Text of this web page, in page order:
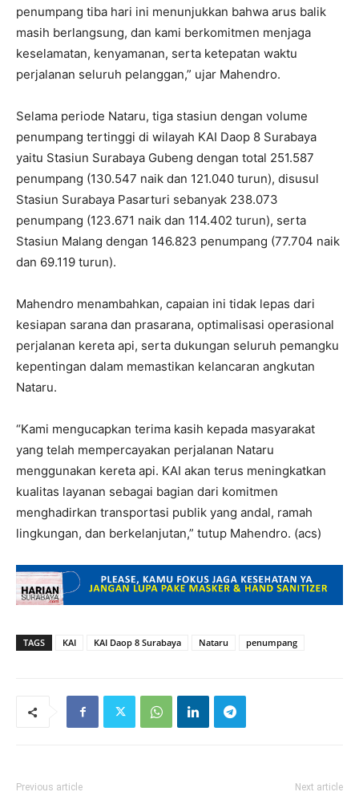
penumpang tiba hari ini menunjukkan bahwa arus balik
masih berlangsung, dan kami berkomitmen menjaga
keselamatan, kenyamanan, serta ketepatan waktu
perjalanan seluruh pelanggan,” ujar Mahendro.
Selama periode Nataru, tiga stasiun dengan volume
penumpang tertinggi di wilayah KAI Daop 8 Surabaya
yaitu Stasiun Surabaya Gubeng dengan total 251.587
penumpang (130.547 naik dan 121.040 turun), disusul
Stasiun Surabaya Pasarturi sebanyak 238.073
penumpang (123.671 naik dan 114.402 turun), serta
Stasiun Malang dengan 146.823 penumpang (77.704 naik
dan 69.119 turun).
Mahendro menambahkan, capaian ini tidak lepas dari
kesiapan sarana dan prasarana, optimalisasi operasional
perjalanan kereta api, serta dukungan seluruh pemangku
kepentingan dalam memastikan kelancaran angkutan
Nataru.
“Kami mengucapkan terima kasih kepada masyarakat
yang telah mempercayakan perjalanan Nataru
menggunakan kereta api. KAI akan terus meningkatkan
kualitas layanan sebagai bagian dari komitmen
menghadirkan transportasi publik yang andal, ramah
lingkungan, dan berkelanjutan,” tutup Mahendro. (acs)
TAGS KAI KAI Daop 8 Surabaya Nataru penumpang
Previous article Next article